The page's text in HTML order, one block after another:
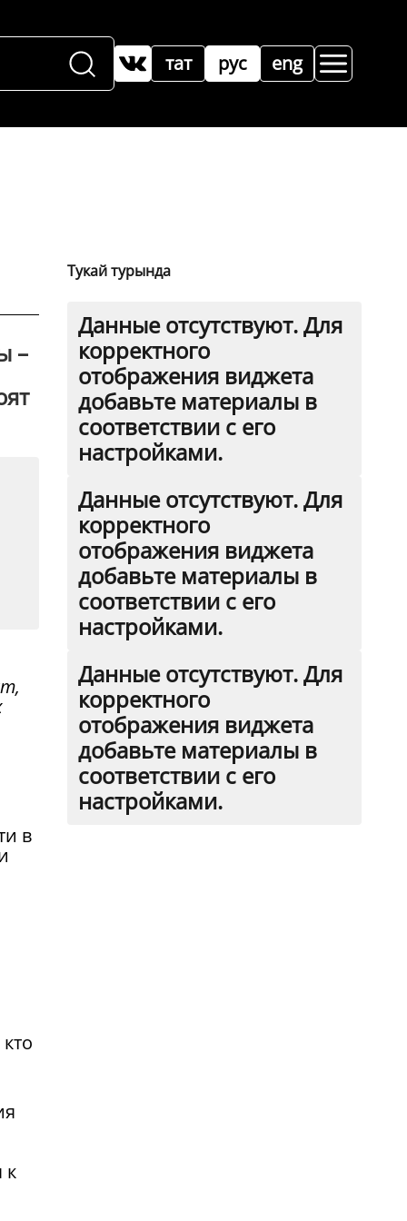
рус
тат eng
–
в
к
Тукай турында
Данные отсутствуют. Для
корректного
отображения виджета
добавьте материалы в
соответствии с его
настройками.
Данные отсутствуют. Для
корректного
отображения виджета
добавьте материалы в
соответствии с его
настройками.
Данные отсутствуют. Для
корректного
отображения виджета
добавьте материалы в
соответствии с его
настройками.